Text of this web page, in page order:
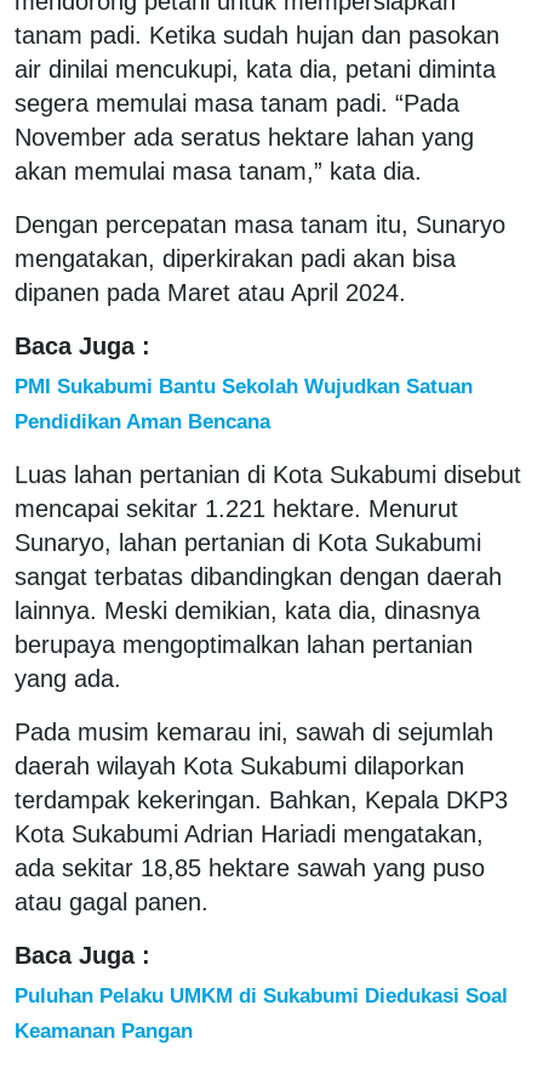
tanam padi. Ketika sudah hujan dan pasokan
air dinilai mencukupi, kata dia, petani diminta
segera memulai masa tanam padi. “Pada
November ada seratus hektare lahan yang
akan memulai masa tanam,” kata dia.
Dengan percepatan masa tanam itu, Sunaryo
mengatakan, diperkirakan padi akan bisa
dipanen pada Maret atau April 2024.
Baca Juga :
PMI Sukabumi Bantu Sekolah Wujudkan Satuan
Pendidikan Aman Bencana
Luas lahan pertanian di Kota Sukabumi disebut
mencapai sekitar 1.221 hektare. Menurut
Sunaryo, lahan pertanian di Kota Sukabumi
sangat terbatas dibandingkan dengan daerah
lainnya. Meski demikian, kata dia, dinasnya
berupaya mengoptimalkan lahan pertanian
yang ada.
Pada musim kemarau ini, sawah di sejumlah
daerah wilayah Kota Sukabumi dilaporkan
terdampak kekeringan. Bahkan, Kepala DKP3
Kota Sukabumi Adrian Hariadi mengatakan,
ada sekitar 18,85 hektare sawah yang puso
atau gagal panen.
Baca Juga :
Puluhan Pelaku UMKM di Sukabumi Diedukasi Soal
Keamanan Pangan